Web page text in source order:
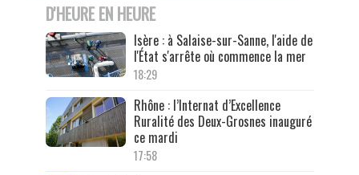
D'HEURE EN HEURE
Isère : à Salaise-sur-Sanne, l'aide de
l'État s'arrête où commence la mer
18:29
Rhône : l’Internat d’Excellence
Ruralité des Deux-Grosnes inauguré
ce mardi
17:58